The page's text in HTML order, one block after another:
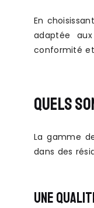
En
adaptée
conformité
QUELS
La gamme
dans des
UNE